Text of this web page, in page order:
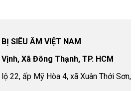
SIÊU ÂM VIỆT NAM
Xã Đông Thạnh, TP. HCM
22, ấp Mỹ Hòa 4, xã Xuân Thới Sơn,